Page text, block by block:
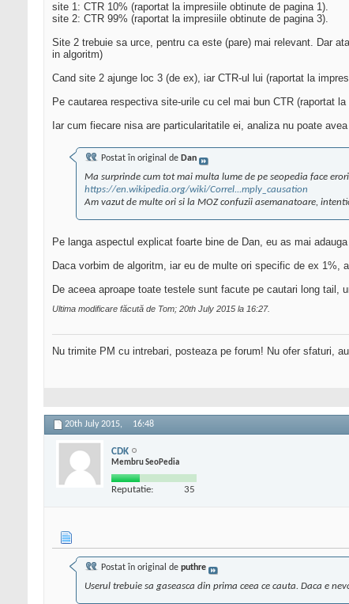
site 1: CTR 10% (raportat la impresiile obtinute de pagina 1).
site 2: CTR 99% (raportat la impresiile obtinute de pagina 3).
Site 2 trebuie sa urce, pentru ca este (pare) mai relevant. Dar
in algoritm)
Cand site 2 ajunge loc 3 (de ex), iar CTR-ul lui (raportat la
Pe cautarea respectiva site-urile cu cel mai bun CTR (raportat
Iar cum fiecare nisa are particularitatile ei, analiza nu poate
Postat în original de Dan
Ma surprinde cum tot mai multa lume de pe seopedia face
https://en.wikipedia.org/wiki/Correl...mply_causation
Am vazut de multe ori si la MOZ confuzii asemanatoare,
Pe langa aspectul explicat foarte bine de Dan, eu as mai
Daca vorbim de algoritm, iar eu de multe ori specific de ex
De aceea aproape toate testele sunt facute pe cautari long tail,
Ultima modificare făcută de Tom; 20th July 2015 la 16:27.
Nu trimite PM cu intrebari, posteaza pe forum! Nu ofer sfaturi,
20th July 2015, 16:48
CDK
Membru SeoPedia
Reputatie: 35
Postat în original de puthre
Userul trebuie sa gaseasca din prima ceea ce cauta. Daca e